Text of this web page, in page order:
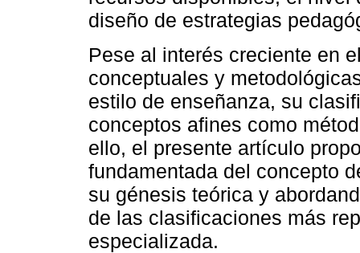
diseño de estrategias
Pese al interés creciente en
conceptuales y
estilo de enseñanza, su
conceptos afines como
ello, el presente artículo
fundamentada del concepto
su génesis teórica y
de las clasificaciones más
especializada.